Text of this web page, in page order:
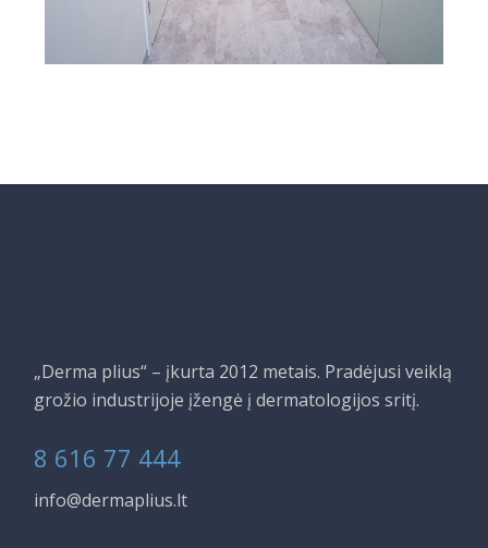
„Derma plius“ – įkurta 2012 metais. Pradėjusi veiklą
grožio industrijoje įžengė į dermatologijos sritį.
8 616 77 444
info@dermaplius.lt